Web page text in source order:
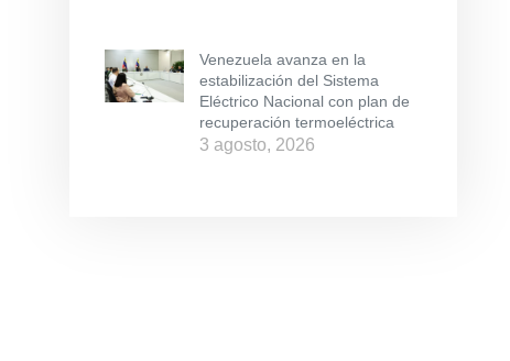
Venezuela avanza en la
estabilización del Sistema
Eléctrico Nacional con plan de
recuperación termoeléctrica
3 agosto, 2026